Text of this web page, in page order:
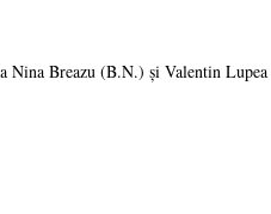
Nina Breazu (B.N.) și Valentin